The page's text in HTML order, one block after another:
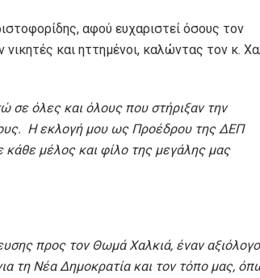
αφού ευχαριστεί όσους τον
και ηττημένοι, καλώντας τον κ.
όλες και όλους που στήριξαν την
Η εκλογή μου ως Προέδρου της ΔΕΠ
κάθε μέλος και φίλο της μεγάλης μας
προς τον Θωμά Χαλκιά, έναν αξιόλογο
τη Νέα Δημοκρατία και τον τόπο μας,